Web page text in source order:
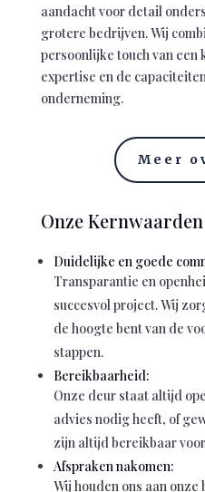
aandacht voor detail
grotere bedrijven. Wij
persoonlijke touch van een
expertise en de
onderneming.
Meer
Onze Kernwaarden
Duidelijke en goede
Transparantie en
succesvol project. Wij
de hoogte bent van de
stappen.
Bereikbaarheid:
Onze deur staat altijd
advies nodig heeft, of
zijn altijd bereikbaar
Afspraken nakomen:
Wij houden ons aan